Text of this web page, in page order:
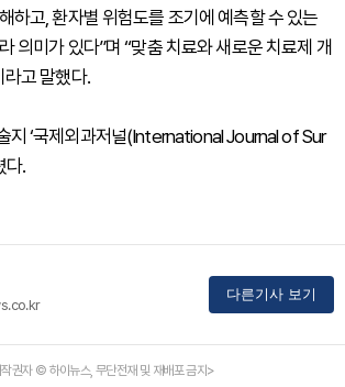
하고, 환자별 위험도를 조기에 예측할 수 있는
의미가 있다”며 “맞춤 치료와 새로운 치료제 개
라고 말했다.
지 ‘국제외과저널(International Journal of Sur
다.
다른기사 보기
권자 © 하이뉴스, 무단전재 및 재배포 금지>